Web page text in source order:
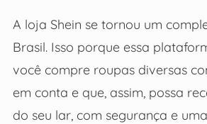
A loja Shein se tornou um
Brasil. Isso porque essa
você compre roupas diversas
em conta e que, assim, possa
do seu lar, com segurança e